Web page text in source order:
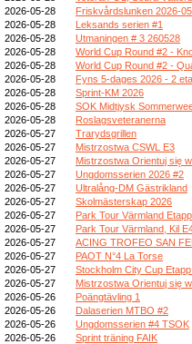
2026-05-28
Friskvårdslunken 2026-
2026-05-28
Leksands serien #1
2026-05-28
Utmaningen # 3 260528
2026-05-28
World Cup Round #2 -
2026-05-28
World Cup Round #2 -
2026-05-28
Fyns 5-dages 2026 - 2
2026-05-28
Sprint-KM 2026
2026-05-28
SOK Midtjysk
2026-05-28
Roslagsveteranerna
2026-05-27
Trarydsgrillen
2026-05-27
Mistrzostwa CSWL E3
2026-05-27
Mistrzostwa Orientuj się
2026-05-27
Ungdomsserien 2026 #2
2026-05-27
Ultralång-DM Gästrikland
2026-05-27
Skolmästerskap 2026
2026-05-27
Park Tour Värmland
2026-05-27
Park Tour Värmland, Kil
2026-05-27
ACING TROFEO SAN
2026-05-27
PAOT N°4 La Torse
2026-05-27
Stockholm City Cup
2026-05-27
Mistrzostwa Orientuj się
2026-05-26
Poängtävling 1
2026-05-26
Dalaserien MTBO #2
2026-05-26
Ungdomsserien #4 TSOK
2026-05-26
Sprint träning FAIK